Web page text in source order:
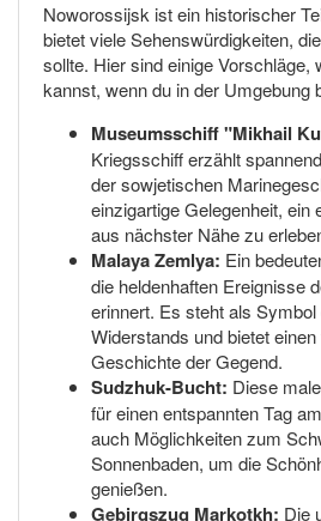
Noworossijsk ist ein historischer
bietet viele Sehenswürdigkeiten,
sollte. Hier sind einige Vorschläge,
kannst, wenn du in der Umgebung
Museumsschiff "Mikhail
Kriegsschiff erzählt
der sowjetischen
einzigartige Gelegenheit, ein
aus nächster Nähe zu
Malaya Zemlya: Ein
die heldenhaften Ereignisse
erinnert. Es steht als
Widerstands und bietet
Geschichte der Gegend.
Sudzhuk-Bucht: Diese
für einen entspannten Tag
auch Möglichkeiten zum
Sonnenbaden, um die
genießen.
Gebirgszug Markotkh: Die